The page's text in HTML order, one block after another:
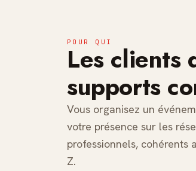
POUR QUI
Les clients
supports
Vous organisez un
votre présence sur les
professionnels, cohérents
Z.